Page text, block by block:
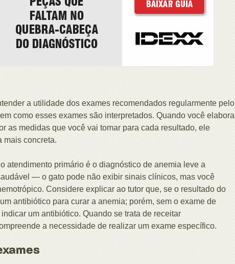
a utilidade dos exames recomendados regularmente pelo
como esses exames são interpretados. Quando você elabora
as medidas que você vai tomar para cada resultado, ele
mais concreta.
atendimento primário é o diagnóstico de anemia leve a
— o gato pode não exibir sinais clínicos, mas você
Considere explicar ao tutor que, se o resultado do
antibiótico para curar a anemia; porém, sem o exame de
um antibiótico. Quando se trata de receitar
a necessidade de realizar um exame específico.